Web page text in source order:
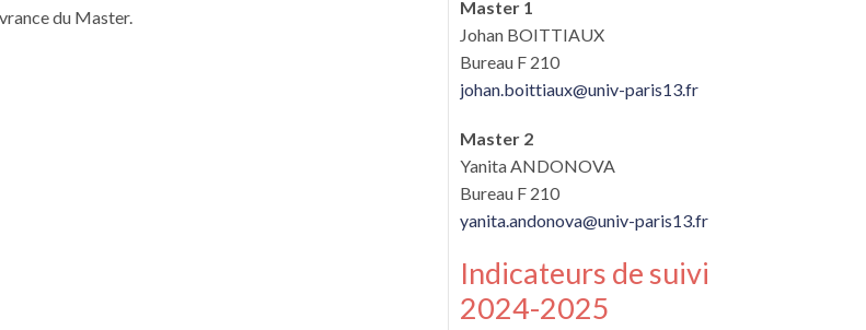
du Master.
Master 1
Johan BOITTIAUX
Bureau F 210
johan.boittiaux@univ-paris13.fr
Master 2
Yanita ANDONOVA
Bureau F 210
yanita.andonova@univ-paris13.fr
Indicateurs de suivi
2024-2025